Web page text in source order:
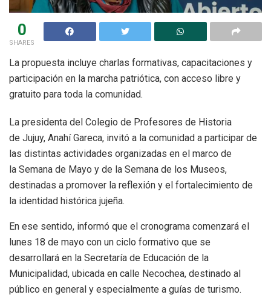
0
SHARES
La propuesta incluye charlas formativas, capacitaciones y
participación en la marcha patriótica, con acceso libre y
gratuito para toda la comunidad.
La presidenta del Colegio de Profesores de Historia
de Jujuy, Anahí Gareca, invitó a la comunidad a participar de
las distintas actividades organizadas en el marco de
la Semana de Mayo y de la Semana de los Museos,
destinadas a promover la reflexión y el fortalecimiento de
la identidad histórica jujeña.
En ese sentido, informó que el cronograma comenzará el
lunes 18 de mayo con un ciclo formativo que se
desarrollará en la Secretaría de Educación de la
Municipalidad, ubicada en calle Necochea, destinado al
público en general y especialmente a guías de turismo.